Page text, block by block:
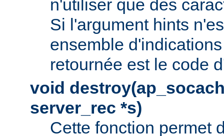
n'utiliser que des
Si l'argument hints
ensemble
retournée est le code
void
server_rec *s)
Cette fonction permet